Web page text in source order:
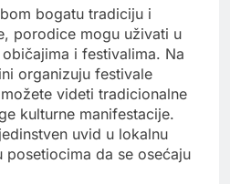
bogatu tradiciju i
porodice mogu uživati u
i festivalima. Na
organizuju festivale
videti tradicionalne
kulturne manifestacije.
uvid u lokalnu
posetiocima da se osećaju